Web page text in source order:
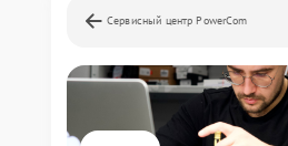
Сервисный центр PowerCom